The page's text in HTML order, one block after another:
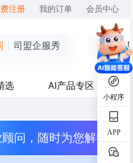
注册 我的订单 会员中心
小程序
APP
司盟企服秀
选 AI产品专区
问，随时为您解答